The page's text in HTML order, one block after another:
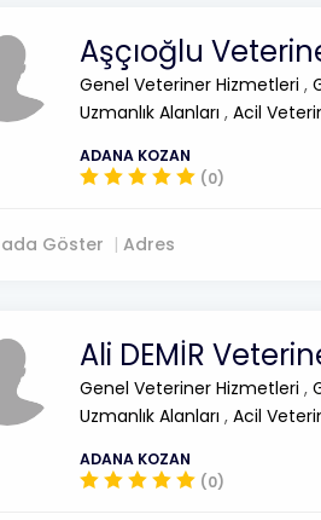
Aşçıoğlu
Genel Veteriner Hizmetleri ,
Uzmanlık Alanları , Acil
ADANA KOZAN
(0)
Göster Adres
Ali DEMİR
Genel Veteriner Hizmetleri ,
Uzmanlık Alanları , Acil
ADANA KOZAN
(0)